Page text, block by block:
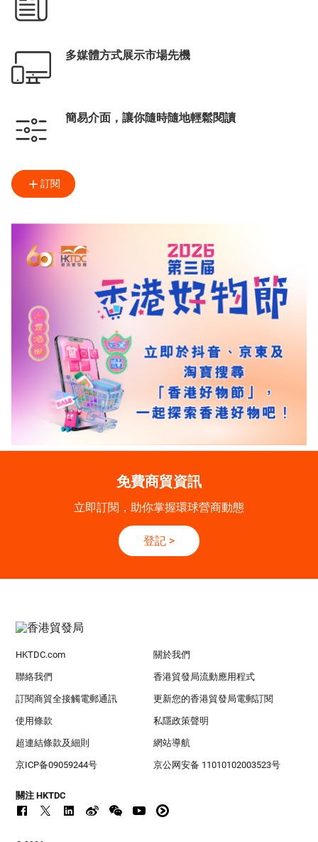
多媒體方式展示市場先機
簡易介面，讓你隨時隨地輕鬆閱讀
訂閱
免費商貿資訊
立即訂閱，助你掌握環球營商動態
登記 >
HKTDC.com 關於我們
聯絡我們 香港貿發局流動應用程式
訂閱商貿全接觸電郵通訊 更新您的香港貿發局電郵訂閱
使用條款 私隱政策聲明
超連結條款及細則 網站導航
京ICP备09059244号 京公网安备 11010102003523号
關注 HKTDC